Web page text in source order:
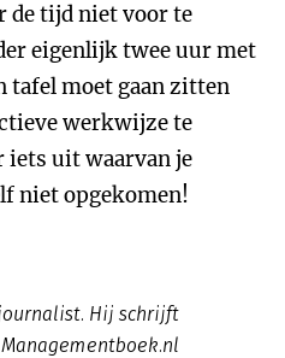
de tijd niet voor te
eigenlijk twee uur met
tafel moet gaan zitten
werkwijze te
iets uit waarvan je
niet opgekomen!
Hij schrijft